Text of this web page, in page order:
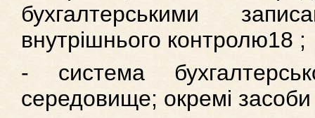
бухгалтерськими
внутрішнього контролю18 ;
- система
середовище; окремі